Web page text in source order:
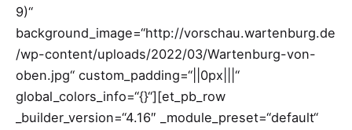
9)“
background_image=“http://vorschau.wartenburg.de
/wp-content/uploads/2022/03/Wartenburg-von-
oben.jpg“ custom_padding=“||0px|||“
global_colors_info=“{}“][et_pb_row
_builder_version=“4.16″ _module_preset=“default“